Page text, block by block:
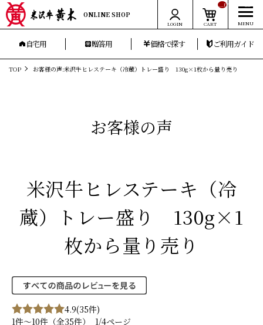
ONLINE SHOP
LOGIN CART
__ITM_CNT__
自宅用 贈答用 価格で探す ご利用ガイド
TOP お客様の声:米沢牛ヒレステーキ（冷蔵）トレー盛り 130g×1枚から量り売り
お客様の声
米沢牛ヒレステーキ（冷
蔵）トレー盛り 130g×1
枚から量り売り
4.9(35件)
1件～10件（全35件） 1/4ページ